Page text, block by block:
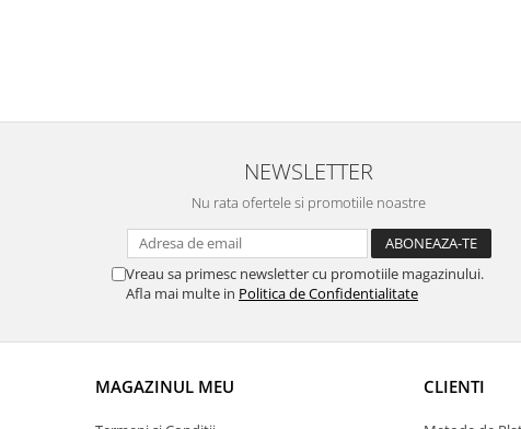
NEWSLETTER
Nu rata ofertele si promotiile noastre
Vreau sa primesc newsletter cu promotiile magazinului.
Afla mai multe in Politica de Confidentialitate
MAGAZINUL MEU CLIENTI